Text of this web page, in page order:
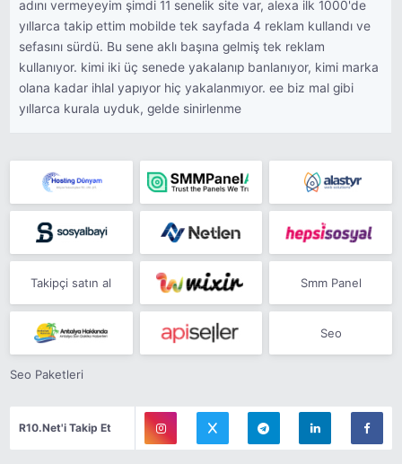
adını vermeyeyim şimdi 11 senelik site var, alexa ilk 1000'de
yıllarca takip ettim mobilde tek sayfada 4 reklam kullandı ve
sefasını sürdü. Bu sene aklı başına gelmiş tek reklam
kullanıyor. kimi iki üç senede yakalanıp banlanıyor, kimi marka
olana kadar ihlal yapıyor hiç yakalanmıyor. ee biz mal gibi
yıllarca kurala uyduk, gelde sinirlenme
Takipçi satın al Smm Panel
Seo
Seo Paketleri
R10.Net'i Takip Et